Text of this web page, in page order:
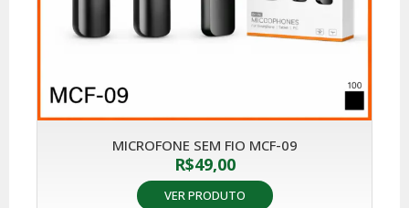
MICROFONE SEM FIO MCF-09
R$49,00
VER PRODUTO